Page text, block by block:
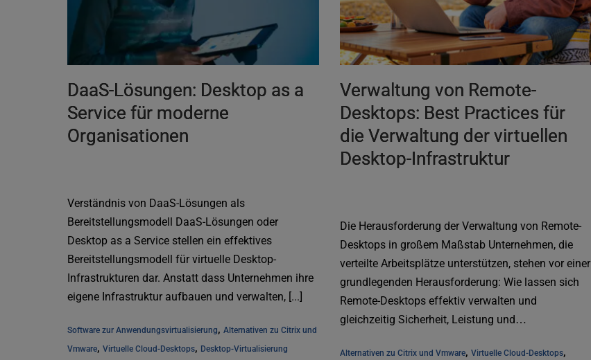
DaaS-Lösungen: Desktop as a
Service für moderne
Organisationen
Verständnis von DaaS-Lösungen als
Bereitstellungsmodell DaaS-Lösungen oder
Desktop as a Service stellen ein effektives
Bereitstellungsmodell für virtuelle Desktop-
Infrastrukturen dar. Anstatt dass Unternehmen ihre
eigene Infrastruktur aufbauen und verwalten, [...]
Software zur Anwendungsvirtualisierung, Alternativen zu Citrix und
Vmware, Virtuelle Cloud-Desktops, Desktop-Virtualisierung
Verwaltung von Remote-
Desktops: Best Practices für
die Verwaltung der virtuellen
Desktop-Infrastruktur
Die Herausforderung der Verwaltung von Remote-
Desktops in großem Maßstab Unternehmen, die
verteilte Arbeitsplätze unterstützen, stehen vor einer
grundlegenden Herausforderung: Wie lassen sich
Remote-Desktops effektiv verwalten und
gleichzeitig Sicherheit, Leistung und
Alternativen zu Citrix und Vmware, Virtuelle Cloud-Desktops